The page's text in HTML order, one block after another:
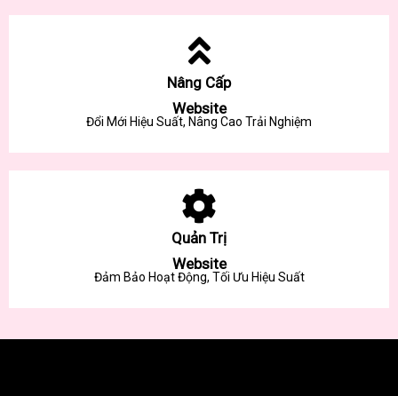
Nâng Cấp
Website
Đổi Mới Hiệu Suất, Nâng Cao Trải Nghiệm
Quản Trị
Website
Đảm Bảo Hoạt Động, Tối Ưu Hiệu Suất